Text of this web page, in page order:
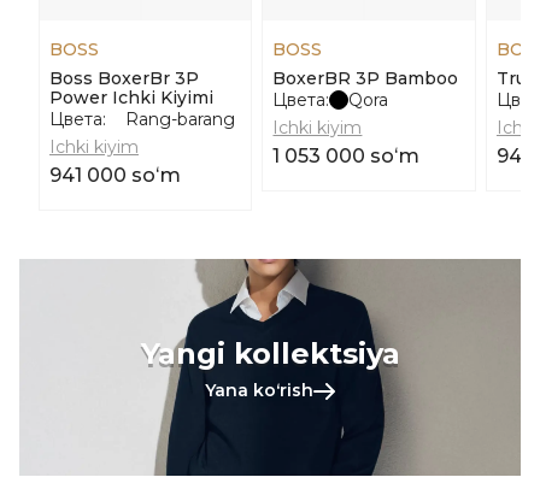
BOSS
Boss BoxerBr 3P
Power Ichki Kiyimi
Цвета:
Rang-barang
Ichki kiyim
941 000 soʻm
BOSS
BoxerBR 3P Bamboo
Цвета:
Qora
Ichki kiyim
1 053 000 soʻm 941
Yangi kollektsiya
Yana koʻrish